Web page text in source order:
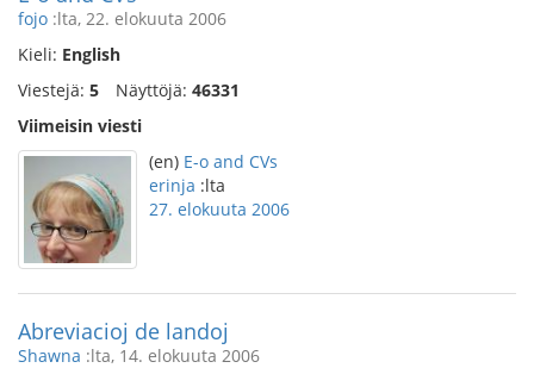
fojo :lta, 22. elokuuta 2006
Kieli: English
Viestejä: 5 Näyttöjä: 46331
Viimeisin viesti
(en) E-o and CVs
erinja :lta
27. elokuuta 2006
Abreviacioj de landoj
Shawna :lta, 14. elokuuta 2006